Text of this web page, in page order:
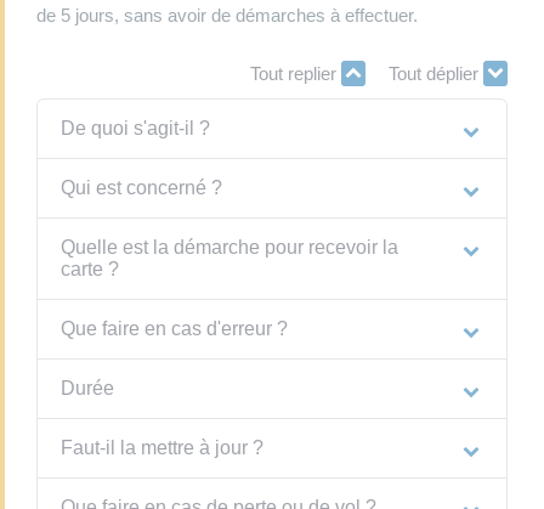
de 5 jours, sans avoir de démarches à effectuer.
Tout replier Tout déplier
De quoi s'agit-il ?
Qui est concerné ?
Quelle est la démarche pour recevoir la
carte ?
Que faire en cas d'erreur ?
Durée
Faut-il la mettre à jour ?